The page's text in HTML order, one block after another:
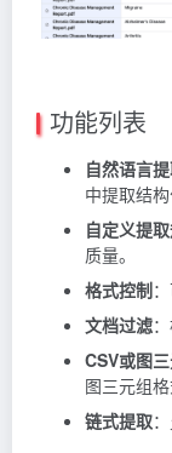
功能列表
自然语言
中提取结构
自定义提
质量。
格式控制
文档过滤
CSV或图
图三元组格
链式提取